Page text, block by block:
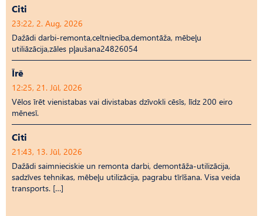
Citi
23:22, 2. Aug, 2026
Dažādi darbi-remonta,celtniecība,demontāža, mēbeļu
utiliāzācija,zāles pļaušana24826054
Īrē
12:25, 21. Jūl, 2026
Vēlos īrēt vienistabas vai divistabas dzīvokli cēsīs, līdz 200 eiro
mēnesī.
Citi
21:43, 13. Jūl, 2026
Dažādi saimnieciskie un remonta darbi, demontāža-utilizācija,
sadzīves tehnikas, mēbeļu utilizācija, pagrabu tīrīšana. Visa veida
transports. […]